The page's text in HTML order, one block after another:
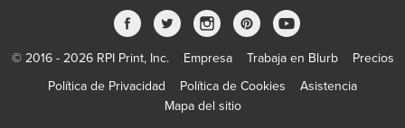
© 2016 - 2026 RPI Print, Inc. Empresa Trabaja en Blurb
Precios
Política de Privacidad
Política de Cookies
Asistencia
Mapa del sitio